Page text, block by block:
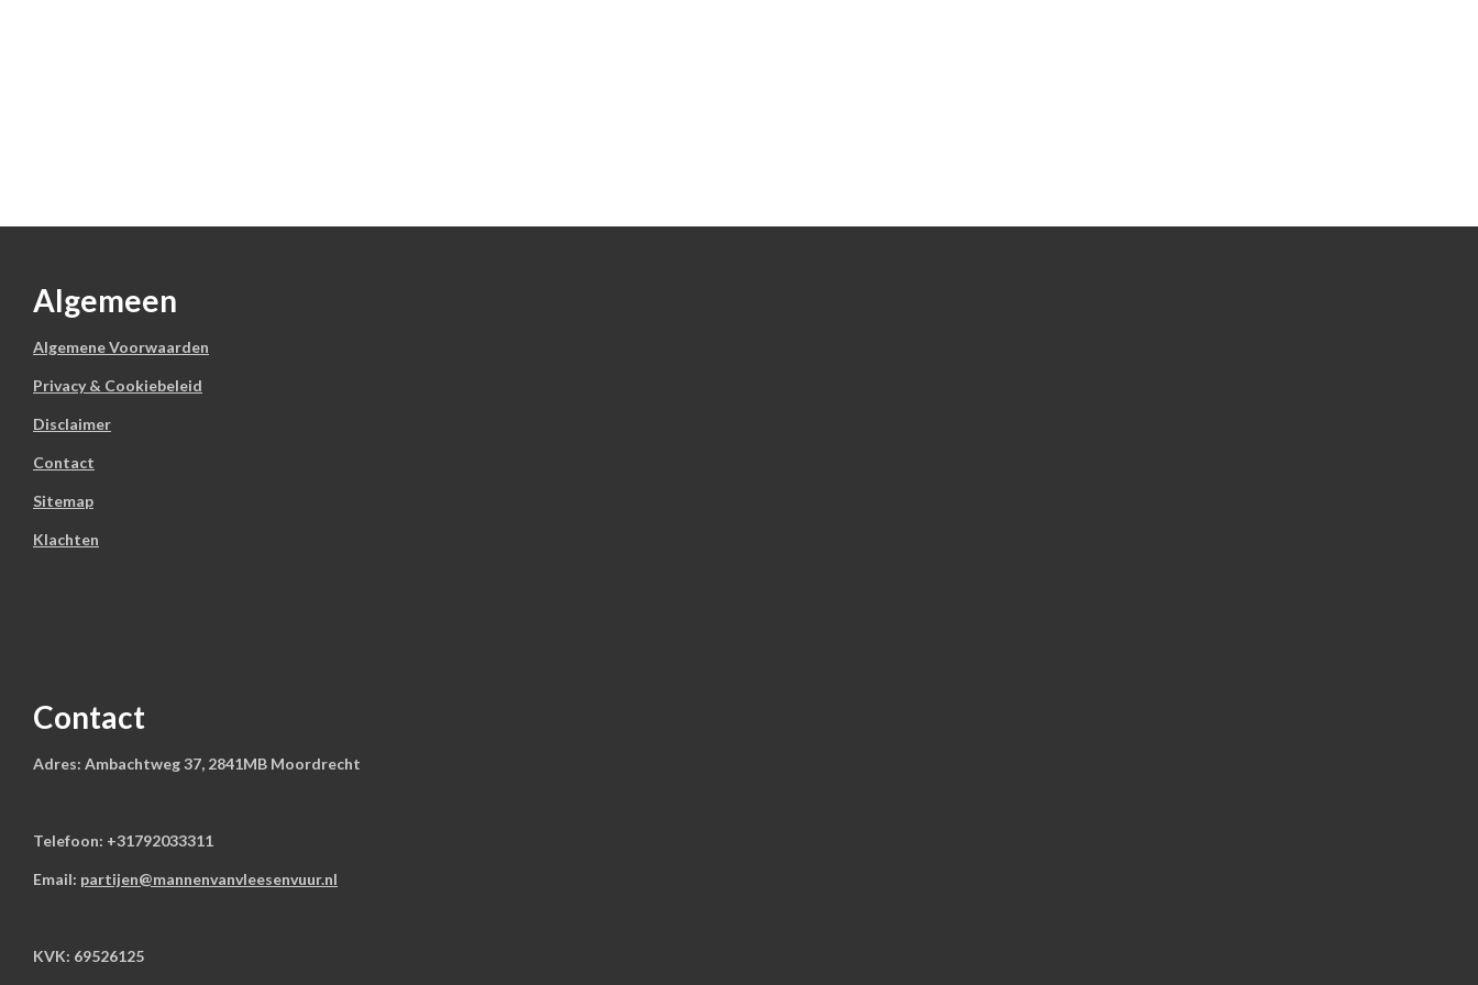
Algemeen
Algemene Voorwaarden
Privacy & Cookiebeleid
Disclaimer
Contact
Sitemap
Klachten
Contact
Adres: Ambachtweg 37, 2841MB Moordrecht
Telefoon: +31792033311
Email: partijen@mannenvanvleesenvuur.nl
KVK: 69526125